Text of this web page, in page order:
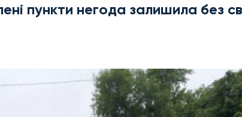
пункти негода залишила без